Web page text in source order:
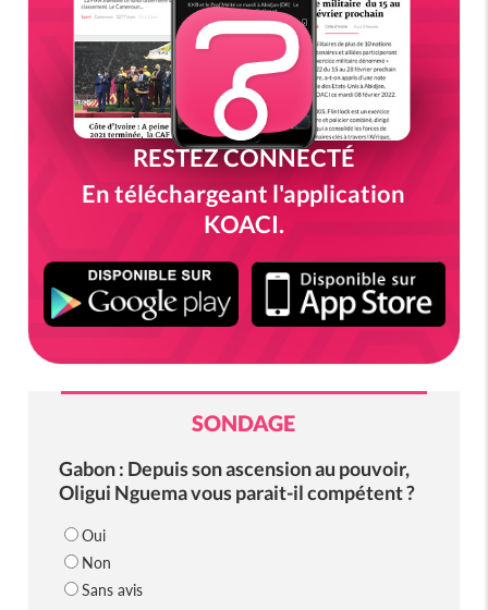
RESTEZ CONNECTÉ
En téléchargeant l'application
KOACI.
SONDAGE
Gabon : Depuis son ascension au pouvoir,
Oligui Nguema vous parait-il compétent ?
Oui
Non
Sans avis